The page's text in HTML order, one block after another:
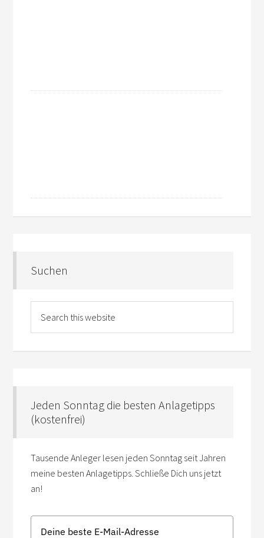
Suchen
Jeden Sonntag die besten Anlagetipps
(kostenfrei)
Tausende Anleger lesen jeden Sonntag seit Jahren
meine besten Anlagetipps. Schließe Dich uns jetzt
an!